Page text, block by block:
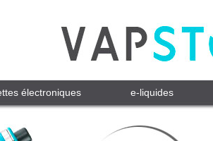
électroniques e-liquides